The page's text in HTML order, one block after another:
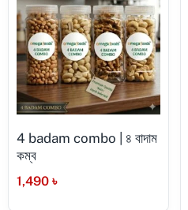
4 badam combo | ৪ বাদাম
কম্ব
1,490 ৳